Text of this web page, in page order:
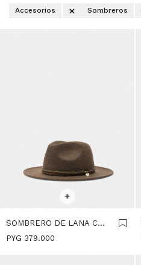
Accesorios Sombreros
+
SOMBRERO DE LANA CON
CINTAS - MARRON
PYG 379.000